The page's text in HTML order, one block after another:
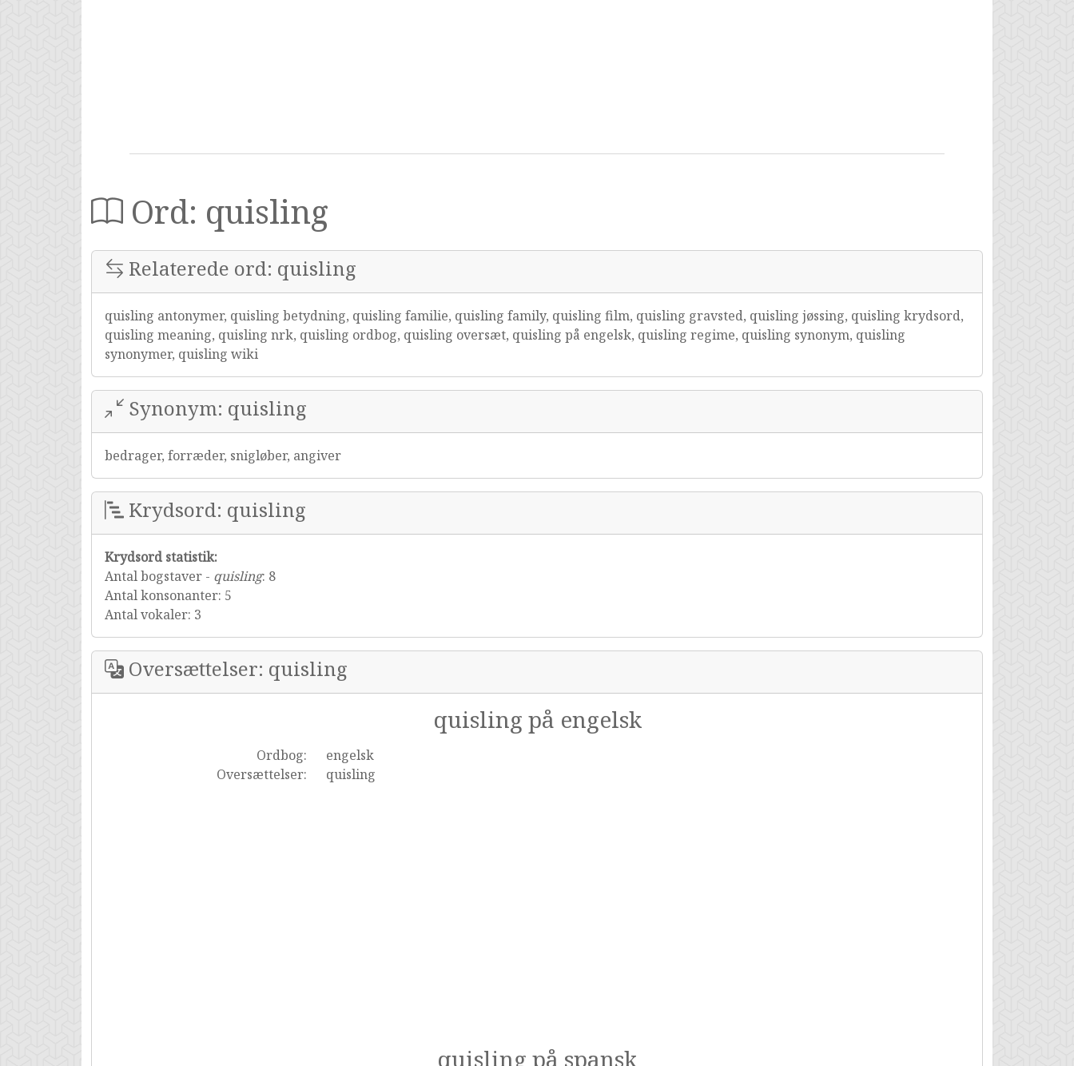
Ord: quisling
Relaterede ord: quisling
quisling antonymer, quisling betydning, quisling familie, quisling family, quisling film, quisling gravsted, quisling jøssing, quisling krydsord,
quisling meaning, quisling nrk, quisling ordbog, quisling oversæt, quisling på engelsk, quisling regime, quisling synonym, quisling
synonymer, quisling wiki
Synonym: quisling
bedrager, forræder, snigløber, angiver
Krydsord: quisling
Krydsord statistik:
Antal bogstaver - quisling: 8
Antal konsonanter: 5
Antal vokaler: 3
Oversættelser: quisling
quisling på engelsk
Ordbog:
engelsk
Oversættelser:
quisling
quisling på spansk